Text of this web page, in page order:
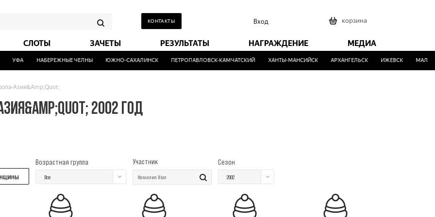
КОНТАКТЫ Вход корзина
СЛОТЫ ЗАЧЕТЫ РЕЗУЛЬТАТЫ НАГРАЖДЕНИЕ МЕДИА
УФА НАБЕРЕЖНЫЕ ЧЕЛНЫ ЮЖНО-САХАЛИНСК ПЕТРОПАВЛОВСК-КАМЧАТСКИЙ ХАНТЫ-МАНСИЙСК АРХАНГЕЛЬСК ИЖЕВСК
Азия&Amp;Quot;
2002 ГОД
Возрастная группа
Все
Участник Сезон
2002